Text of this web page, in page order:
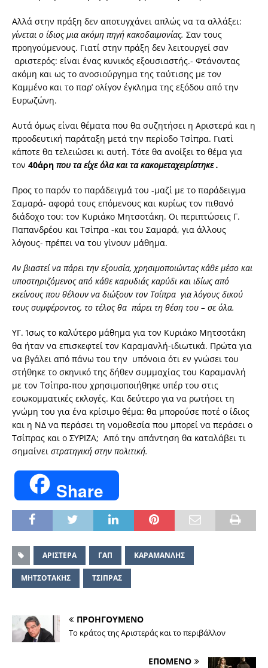
Αλλά στην πράξη δεν αποτυγχάνει απλώς να τα αλλάξει:
γίνεται ο ίδιος μια ακόμη πηγή κακοδαιμονίας. Σαν τους
προηγούμενους. Γιατί στην πράξη δεν λειτουργεί σαν
αριστερός: είναι ένας κυνικός εξουσιαστής.- Φτάνοντας
ακόμη και ως το ανοσιούργημα της ταύτισης με τον
Καμμένο και το παρ’ ολίγον έγκλημα της εξόδου από την
Ευρωζώνη.
Αυτά όμως είναι θέματα που θα συζητήσει η Αριστερά και η
προοδευτική παράταξη μετά την περίοδο Τσίπρα. Γιατί
κάποτε θα τελειώσει κι αυτή. Τότε θα ανοίξει το θέμα για
τον 40άρη που τα είχε όλα και τα κακομεταχειρίστηκε .
Προς το παρόν το παράδειγμά του -μαζί με το παράδειγμα
Σαμαρά- αφορά τους επόμενους και κυρίως τον πιθανό
διάδοχο του: τον Κυριάκο Μητσοτάκη. Οι περιπτώσεις Γ.
Παπανδρέου και Τσίπρα -και του Σαμαρά, για άλλους
λόγους- πρέπει να του γίνουν μάθημα.
Αν βιαστεί να πάρει την εξουσία, χρησιμοποιώντας κάθε μέσο και
υποστηριζόμενος από κάθε καρυδιάς καρύδι και ιδίως από
εκείνους που θέλουν να διώξουν τον Τσίπρα για λόγους δικού
τους συμφέροντος, το τέλος θα πάρει τη θέση του – σε όλα.
ΥΓ. Ίσως το καλύτερο μάθημα για τον Κυριάκο Μητσοτάκη
θα ήταν να επισκεφτεί τον Καραμανλή-ιδιωτικά. Πρώτα για
να βγάλει από πάνω του την υπόνοια ότι εν γνώσει του
στήθηκε το σκηνικό της δήθεν συμμαχίας του Καραμανλή
με τον Τσίπρα-που χρησιμοποιήθηκε υπέρ του στις
εσωκομματικές εκλογές. Και δεύτερο για να ρωτήσει τη
γνώμη του για ένα κρίσιμο θέμα: θα μπορούσε ποτέ ο ίδιος
και η ΝΔ να περάσει τη νομοθεσία που μπορεί να περάσει ο
Τσίπρας και ο ΣΥΡΙΖΑ; Από την απάντηση θα καταλάβει τι
σημαίνει στρατηγική στην πολιτική.
Share
ΑΡΙΣΤΕΡΑ ΓΑΠ ΚΑΡΑΜΑΝΛΗΣ
ΜΗΤΣΟΤΑΚΗΣ ΤΣΙΠΡΑΣ
ΠΡΟΗΓΟΥΜΕΝΟ
Το κράτος της Αριστεράς και το περιβάλλον
ΕΠΟΜΕΝΟ